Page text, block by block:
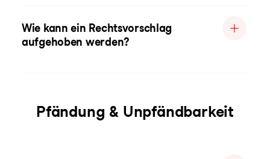
Wie kann ein Rechtsvorschlag
aufgehoben werden?
Pfändung & Unpfändbarkeit